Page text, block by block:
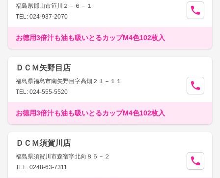
福島県郡山市笹川２－６－１
TEL: 024-937-2070
お徳用3倍汁も油も吸いとるカップM4色102枚入
ＤＣＭ矢野目店
福島県福島市南矢野目字高畑２１－１１
TEL: 024-555-5520
お徳用3倍汁も油も吸いとるカップM4色102枚入
ＤＣＭ須賀川店
福島県須賀川市森宿字北向８５－２
TEL: 0248-63-7311